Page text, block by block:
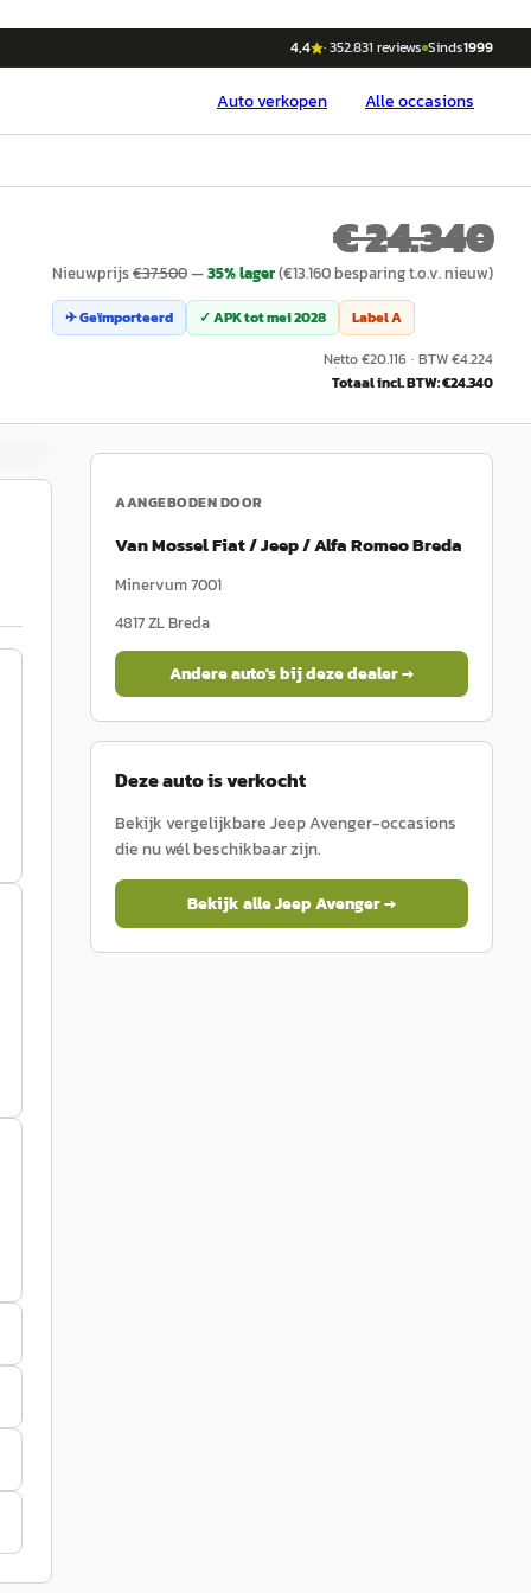
4,4 ·352.831 reviews Sinds1999
Autoverkopen Alle occasions
€ 24.340
Nieuwprijs€37.500—35% lager(€13.160besparing t.o.v. nieuw)
✈ Geïmporteerd ✓ APK totmei 2028 LabelA
Netto €20.116 · BTW €4.224
Totaal incl. BTW: €24.340
AANGEBODEN DOOR
Van Mossel Fiat / Jeep / Alfa Romeo Breda
Minervum 7001
4817 ZLBreda
Andere auto's bij deze dealer →
Deze auto is verkocht
Bekijk vergelijkbareJeepAvenger-occasions
die nu wél beschikbaar zijn.
Bekijk alleJeepAvenger→